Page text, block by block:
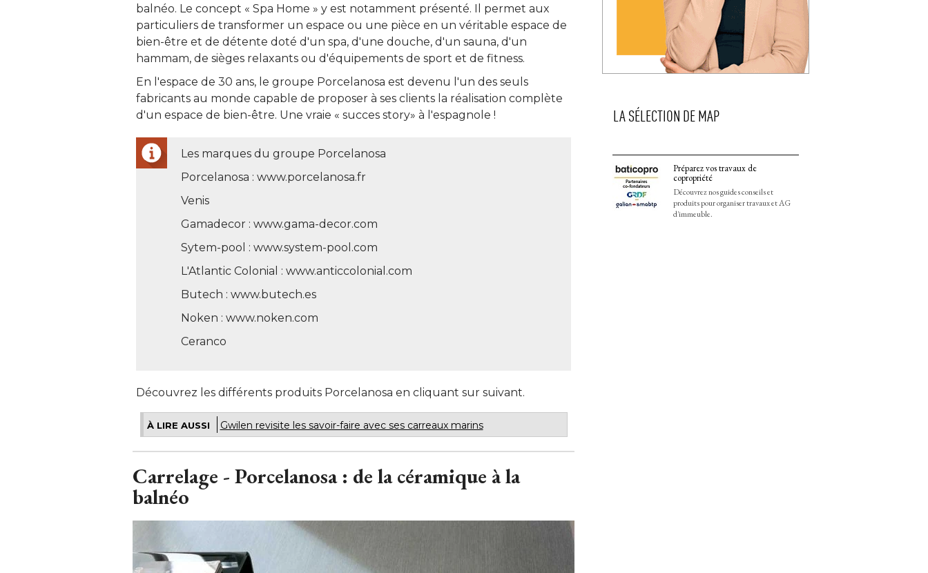
balnéo. Le concept « Spa Home » y est notamment présenté. Il permet aux
particuliers de transformer un espace ou une pièce en un véritable espace de
bien-être et de détente doté d'un spa, d'une douche, d'un sauna, d'un
hammam, de sièges relaxants ou d'équipements de sport et de fitness.
En l'espace de 30 ans, le groupe Porcelanosa est devenu l'un des seuls
fabricants au monde capable de proposer à ses clients la réalisation complète
d'un espace de bien-être. Une vraie « succes story» à l'espagnole !
Les marques du groupe Porcelanosa
Porcelanosa : www.porcelanosa.fr
Venis
Gamadecor : www.gama-decor.com
Sytem-pool : www.system-pool.com
L'Atlantic Colonial : www.anticcolonial.com
Butech : www.butech.es
Noken : www.noken.com
Ceranco
Découvrez les différents produits Porcelanosa en cliquant sur suivant.
À LIRE AUSSI Gwilen revisite les savoir-faire avec ses carreaux marins
Carrelage - Porcelanosa : de la céramique à la
balnéo
LA SÉLECTION DE MAP
Préparez vos travaux de
copropriété
Découvrez nos guides conseils et
produits pour organiser travaux et AG
d'immeuble.